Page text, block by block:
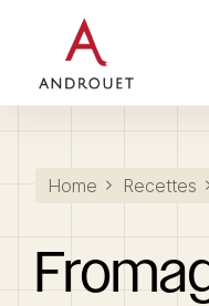
Rechercher un mot
Home Recettes